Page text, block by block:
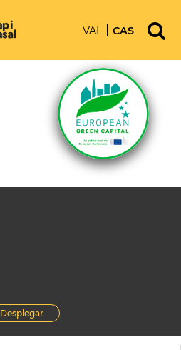
VAL CAS
Desplegar